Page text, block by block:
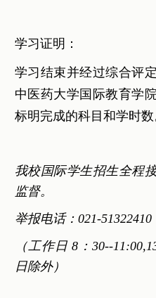
学习证明：
学习结束并经过综合评
中医药大学国际教育学
标明完成的科目和学时数
我校国际学生招生全程
监督。
举报电话：021-51322410
（工作日 8：30--
日除外）